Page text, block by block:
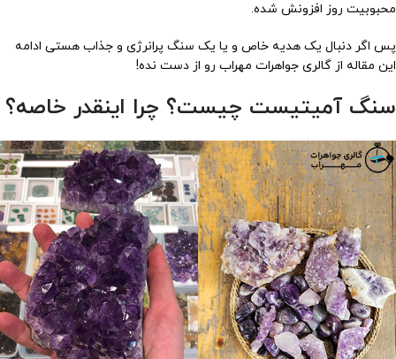
محبوبیت روز افزونش شده.
پس اگر دنبال یک هدیه خاص و یا یک سنگ پرانرژی و جذاب هستی ادامه
این مقاله از گالری جواهرات مهراب رو از دست نده!
سنگ آمیتیست چیست؟ چرا اینقدر خاصه؟